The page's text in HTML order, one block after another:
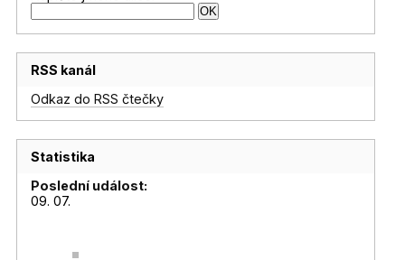
RSS kanál
Odkaz do RSS čtečky
Statistika
Poslední událost:
09. 07.